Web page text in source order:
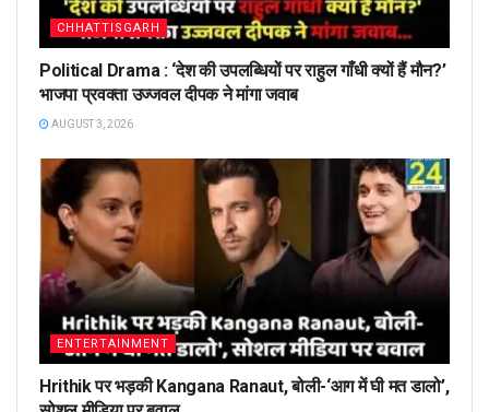
CHHATTISGARH
Political Drama : ‘देश की उपलब्धियों पर राहुल गाँधी क्यों हैं मौन?’
भाजपा प्रवक्ता उज्जवल दीपक ने मांगा जवाब
AUGUST 3, 2026
ENTERTAINMENT
Hrithik पर भड़की Kangana Ranaut, बोली-‘आग में घी मत डालो’,